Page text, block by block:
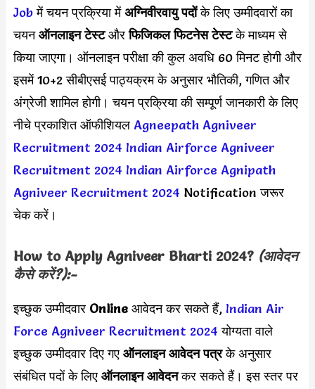
Jobमें चयन प्रक्रिया मेंअग्निवीरवायु पदोंके लिए उम्मीदवारों का
चयनऑनलाइन टेस्टऔरफिजिकल फिटनेस टेस्टके माध्यम से
किया जाएगा। ऑनलाइन परीक्षा की कुल अवधि 60 मिनट होगी और
इसमें 10+2 सीबीएसई पाठ्यक्रम के अनुसार भौतिकी, गणित और
अंग्रेजी शामिल होगी। चयन प्रक्रिया की सम्पूर्ण जानकारी के लिए
नीचे प्रकाशित ऑफीशियल Agneepath Agniveer
Recruitment 2024 Indian Airforce Agniveer
Recruitment 2024 Indian Airforce Agnipath
Agniveer Recruitment 2024 Notification जरूर
चेक करें।
How to Apply Agniveer Bharti 2024?(आवेदन
कैसे करें?):-
इच्छुक उम्मीदवार Online आवेदन कर सकते हैं, Indian Air
Force Agniveer Recruitment 2024 योग्यता वाले
इच्छुक उम्मीदवार दिए गए ऑनलाइन आवेदन पत्रके अनुसार
संबंधित पदों के लिएऑनलाइन आवेदनकर सकते हैं। इस स्तर पर